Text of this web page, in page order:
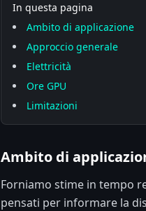
In questa pagina
Ambito di applicazione
Approccio generale
Elettricità
Ore GPU
Limitazioni
Ambito di
Forniamo stime in tempo
pensati per informare la